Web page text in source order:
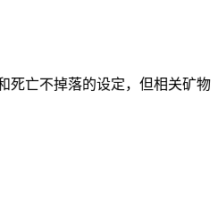
死亡不掉落的设定，但相关矿物